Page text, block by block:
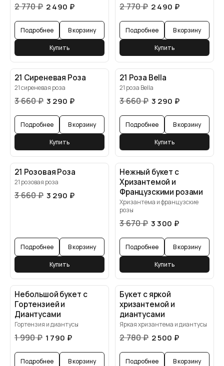
2 770₽ 2 490 ₽
Подробнее В корзину
Купить
2 770₽ 2 490 ₽
Подробнее В корзину
Купить
21 Сиреневая Роза
21 сиреневая роза
3 660₽ 3 290 ₽
Подробнее В корзину
Купить
21 Роза Bella
21 роза Bella
3 660₽ 3 290 ₽
Подробнее В корзину
Купить
21 Розовая Роза
21 розовая роза
3 660₽ 3 290 ₽
Подробнее В корзину
Купить
Нежный букет с
Хризантемой и
Французскими розами
Хризантема и французские
розы
3 670₽ 3 300 ₽
Подробнее В корзину
Купить
Небольшой букет с
Гортензией и
Диантусами
Гортензия и диантусы
1 990₽ 1 790 ₽
Подробнее В корзину
Букет с яркой
хризантемой и
диантусами
Яркая хризантема и диантусы
2 780₽ 2 500 ₽
Подробнее В корзину